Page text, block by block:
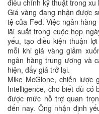
điều chỉnh kỹ thuật trong
Giá vàng đang nhận được
tệ của Fed. Việc ngân
lãi suất trong cuộc họp
yếu, tạo điều kiện thuận
mỗi khi giá vàng giảm
ngân hàng trung ương và
hiện, đẩy giá trở lại.
Mike McGlone, chiến lược
Intelligence, cho biết dù có
được mức hỗ trợ quan
đến nay. Ông nhận định